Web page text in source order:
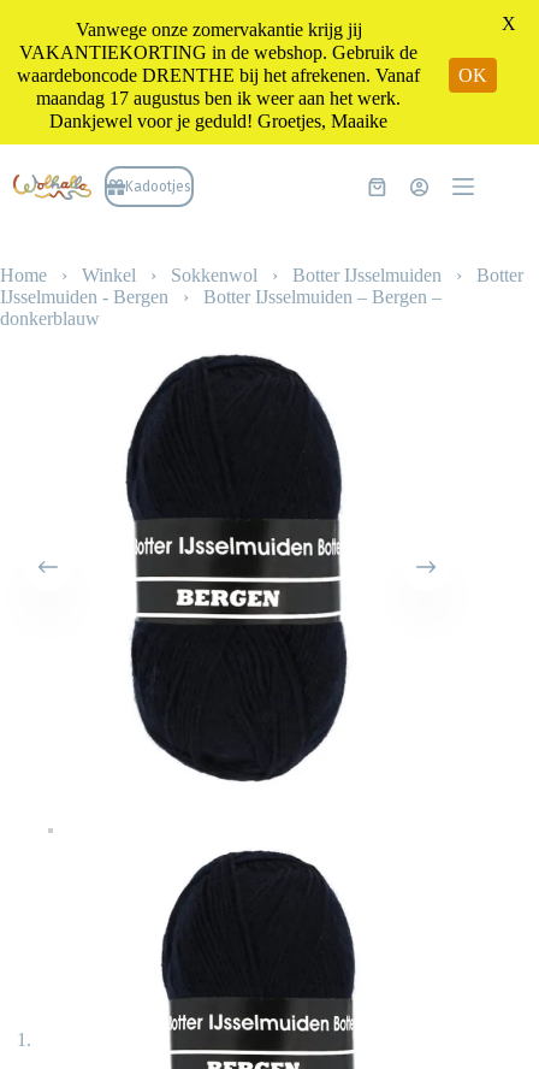
naar
de
Kadootjes Winkelwagen
Home › Winkel › Sokkenwol › Botter IJsselmuiden › Botter
IJsselmuiden - Bergen › Botter IJsselmuiden – Bergen –
donkerblauw
Vanwege onze zomervakantie krijg jij
VAKANTIEKORTING in de webshop. Gebruik de
waardeboncode DRENTHE bij het afrekenen. Vanaf
maandag 17 augustus ben ik weer aan het werk.
Dankjewel voor je geduld! Groetjes, Maaike
OK
X